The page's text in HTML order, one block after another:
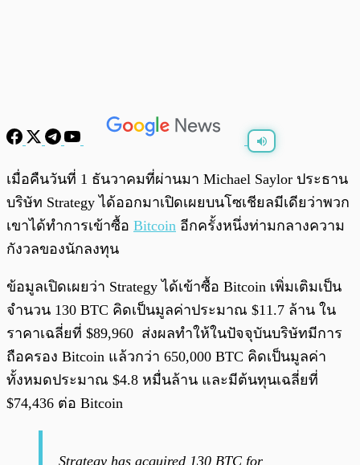
พร้อมเล่น
เมื่อคืนวันที่ 1 ธันวาคมที่ผ่านมา Michael Saylor ประธาน
บริษัท Strategy ได้ออกมาเปิดเผยบนโซเชียลมีเดียว่าพวก
เขาได้ทำการเข้าซื้อ Bitcoin อีกครั้งหนึ่งท่ามกลางความ
กังวลของนักลงทุน
ข้อมูลเปิดเผยว่า Strategy ได้เข้าซื้อ Bitcoin เพิ่มเติมเป็น
จำนวน 130 BTC คิดเป็นมูลค่าประมาณ $11.7 ล้าน ใน
ราคาเฉลี่ยที่ $89,960 ส่งผลทำให้ในปัจจุบันบริษัทมีการ
ถือครอง Bitcoin แล้วกว่า 650,000 BTC คิดเป็นมูลค่า
ทั้งหมดประมาณ $4.8 หมื่นล้าน และมีต้นทุนเฉลี่ยที่
$74,436 ต่อ Bitcoin
Strategy has acquired 130 BTC for